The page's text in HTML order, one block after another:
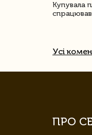
Купувала
Усі
ПРО